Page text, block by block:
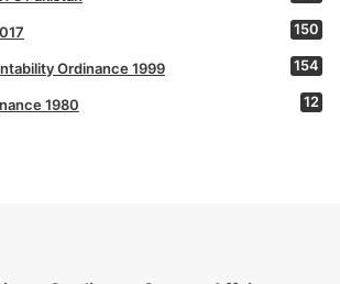
150
Ordinance 1999 154
1980 12